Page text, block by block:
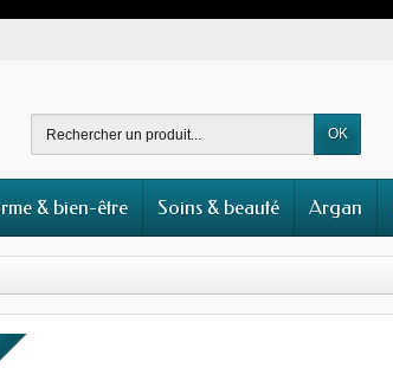
OK
& bien-être Soins & beauté Argan